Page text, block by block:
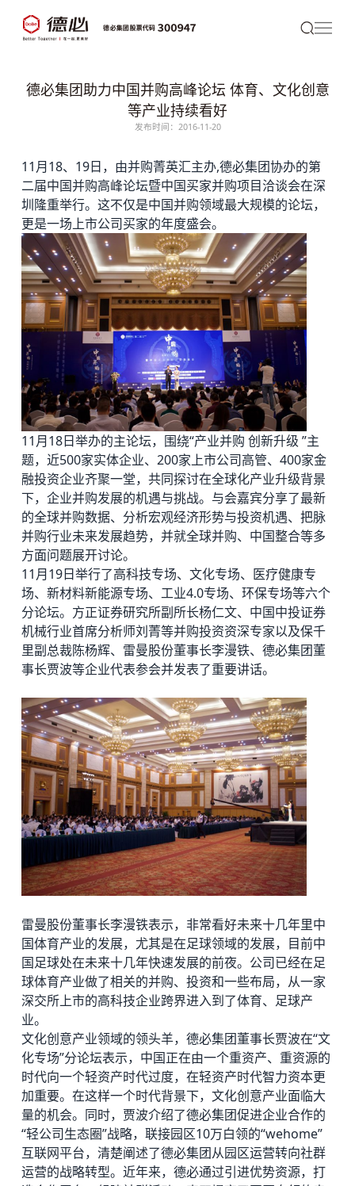
德必集团助力中国并购高峰论坛 体育、文化创意
等产业持续看好
发布时间：2016-11-20
11月18、19日，由并购菁英汇主办,德必集团协办的第
二届中国并购高峰论坛暨中国买家并购项目洽谈会在深
圳隆重举行。这不仅是中国并购领域最大规模的论坛，
更是一场上市公司买家的年度盛会。
11月18日举办的主论坛，围绕“产业并购 创新升级 ”主
题，近500家实体企业、200家上市公司高管、400家金
融投资企业齐聚一堂，共同探讨在全球化产业升级背景
下，企业并购发展的机遇与挑战。与会嘉宾分享了最新
的全球并购数据、分析宏观经济形势与投资机遇、把脉
并购行业未来发展趋势，并就全球并购、中国整合等多
方面问题展开讨论。
11月19日举行了高科技专场、文化专场、医疗健康专
场、新材料新能源专场、工业4.0专场、环保专场等六个
分论坛。方正证券研究所副所长杨仁文、中国中投证券
机械行业首席分析师刘菁等并购投资资深专家以及保千
里副总裁陈杨辉、雷曼股份董事长李漫铁、德必集团董
事长贾波等企业代表参会并发表了重要讲话。
雷曼股份董事长李漫铁表示，非常看好未来十几年里中
国体育产业的发展，尤其是在足球领域的发展，目前中
国足球处在未来十几年快速发展的前夜。公司已经在足
球体育产业做了相关的并购、投资和一些布局，从一家
深交所上市的高科技企业跨界进入到了体育、足球产
业。
文化创意产业领域的领头羊，德必集团董事长贾波在“文
化专场”分论坛表示，中国正在由一个重资产、重资源的
时代向一个轻资产时代过度，在轻资产时代智力资本更
加重要。在这样一个时代背景下，文化创意产业面临大
量的机会。同时，贾波介绍了德必集团促进企业合作的
“轻公司生态圈”战略，联接园区10万白领的“wehome”
互联网平台，清楚阐述了德必集团从园区运营转向社群
运营的战略转型。近年来，德必通过引进优势资源，打